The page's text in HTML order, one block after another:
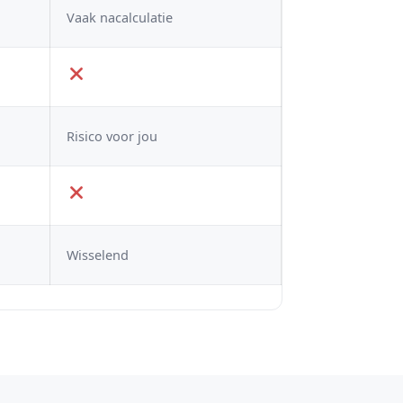
Vaak nacalculatie
Risico voor jou
Wisselend